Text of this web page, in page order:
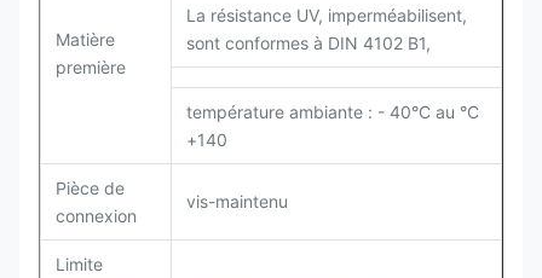
Matière
première
La résistance UV, imperméabilisent,
sont conformes à DIN 4102 B1,
température ambiante : - 40°C au °C
+140
Pièce de
connexion
vis-maintenu
Limite